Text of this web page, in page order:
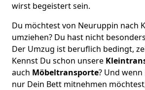
wirst begeistert sein.
Du möchtest von Neuruppin nach
umziehen? Du hast nicht
Der Umzug ist beruflich bedingt,
Kennst Du schon unsere
auch Möbeltransporte? Und
nur Dein Bett mitnehmen